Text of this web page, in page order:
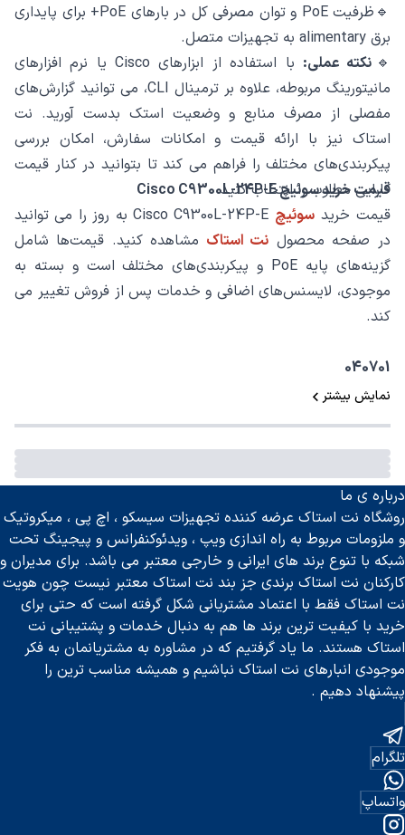
🔹ظرفیت PoE و توان مصرفی کل در بارهای PoE+ برای پایداری
برق alimentary به تجهیزات متصل.
🔹 نکته عملی:
با استفاده از ابزارهای Cisco یا نرم ‌افزارهای
مانیتورینگ مربوطه، علاوه بر ترمینال CLI، می ‌توانید گزارش‌های
مفصلی از مصرف منابع و وضعیت استک بدست آورید. نت
استاک نیز با ارائه قیمت و امکانات سفارش، امکان بررسی
پیکربندی‌های مختلف را فراهم می ‌کند تا بتوانید در کنار قیمت
کارایی مطلوب را انتخاب کنید.
قیمت خرید سوئیچ Cisco C9300L-24P-E
قیمت خرید سوئیچ
Cisco C9300L-24P-E به ‌روز را می ‌توانید
در صفحه محصول نت استاک مشاهده کنید. قیمت‌ها شامل
گزینه‌های پایه PoE و پیکربندی‌های مختلف است و بسته به
موجودی، لایسنس‌های اضافی و خدمات پس از فروش تغییر می
‌کند.
040701
نمایش بیشتر
درباره ی ما
روشگاه نت استاک عرضه کننده تجهیزات سیسکو ، اچ پی ، میکروتیک
و ملزومات مربوط به راه اندازی ویپ ، ویدئوکنفرانس و پیجینگ تحت
شبکه با تنوع برند های ایرانی و خارجی معتبر می باشد. برای مدیران و
کارکنان نت استاک برندی جز بند نت استاک معتبر نیست چون هویت
نت استاک فقط با اعتماد مشتریانی شکل گرفته است که حتی برای
خرید با کیفیت ترین برند ها هم به دنبال خدمات و پشتیبانی نت
استاک هستند. ما یاد گرفتیم که در مشاوره به مشتریانمان به فکر
موجودی انبارهای نت استاک نباشیم و همیشه مناسب ترین را
پیشنهاد دهیم .
تلگرام
واتساپ